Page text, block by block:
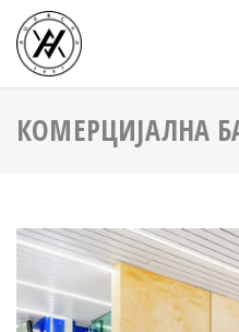
Skip
content
КОМЕРЦИЈАЛНА